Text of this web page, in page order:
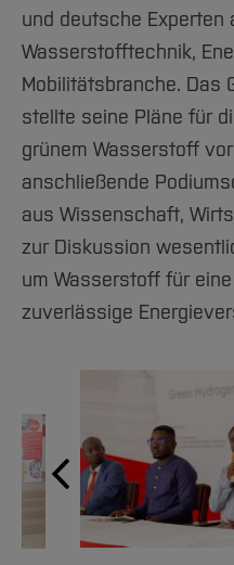
und deutsche Experten
Wasserstofftechnik,
Mobilitätsbranche. Das
stellte seine Pläne für
grünem Wasserstoff
anschließende
aus Wissenschaft,
zur Diskussion
um Wasserstoff für
zuverlässige